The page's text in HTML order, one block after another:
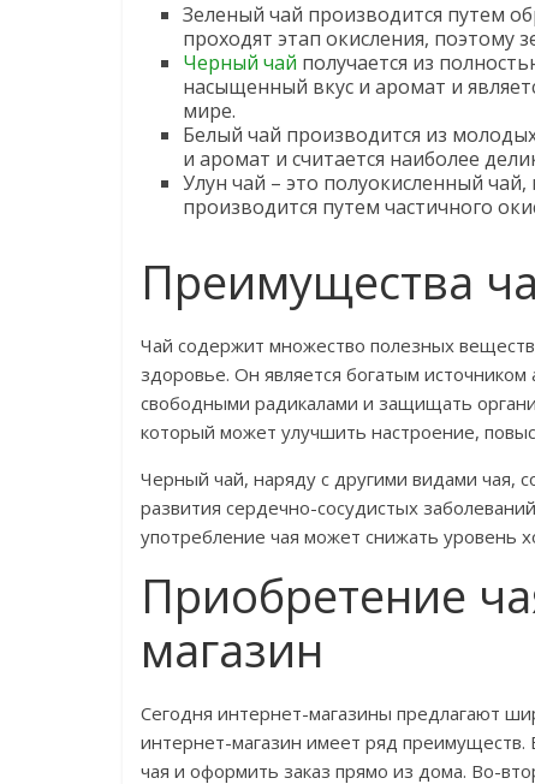
Зеленый чай производится путем
проходят этап окисления, поэтому
Черный чай получается из
насыщенный вкус и аромат и
мире.
Белый чай производится из
и аромат и считается наиболее
Улун чай – это полуокисленный
производится путем частичного
Преимущества
Чай содержит множество полезных
здоровье. Он является богатым
свободными радикалами и защищать
который может улучшить настроение,
Черный чай, наряду с другими видами чая,
развития сердечно-сосудистых
употребление чая может снижать уровень
Приобретение
магазин
Сегодня интернет-магазины предлагают
интернет-магазин имеет ряд
чая и оформить заказ прямо из дома. Во-